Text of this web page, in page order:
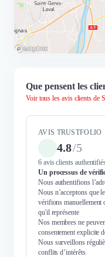
Que pensent les
Voir tous les avis clients de
AVIS TRUSTFOLIO
4.8/5
6 avis clients
Un processus de
Nous authentifions
Nous n’acceptons que
vérifions manuellement
qu'il représente
Nos membres ne
consentement explicite
Nous surveillons
conflits d’intérêts